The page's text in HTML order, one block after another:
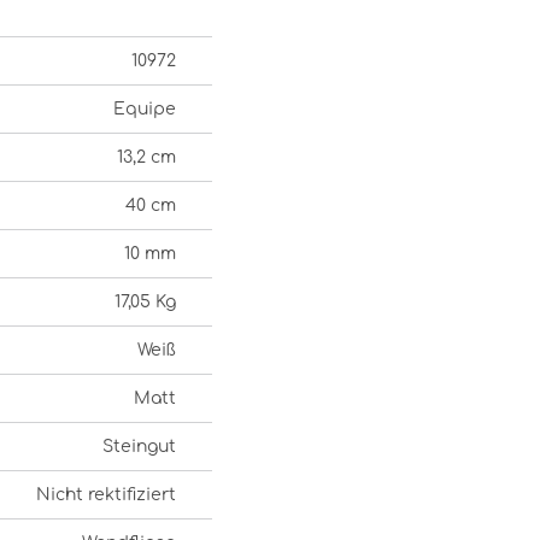
10972
Equipe
13,2 cm
40 cm
10 mm
17,05 Kg
Weiß
Matt
Steingut
Nicht rektifiziert